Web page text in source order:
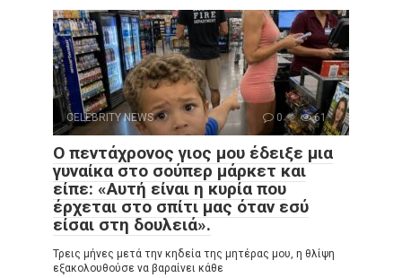
CELEBRITY NEWS 0 61
Ο πεντάχρονος γιος μου έδειξε μια
γυναίκα στο σούπερ μάρκετ και
είπε: «Αυτή είναι η κυρία που
έρχεται στο σπίτι μας όταν εσύ
είσαι στη δουλειά».
Τρεις μήνες μετά την κηδεία της μητέρας μου, η θλίψη
εξακολουθούσε να βαραίνει κάθε